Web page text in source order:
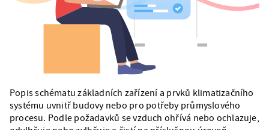
Popis schématu základních zařízení a prvků klimatizačního
systému uvnitř budovy nebo pro potřeby průmyslového
procesu. Podle požadavků se vzduch ohřívá nebo ochlazuje,